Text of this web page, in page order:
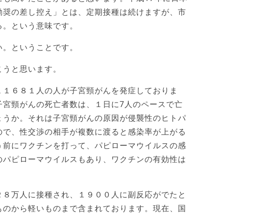
の差し控え」とは、定期接種は続けますが、市
という意味です。
ということです。
と思います。
６８１人の人が子宮頸がんを発症しておりま
頸がんの死亡者数は、１日に7人のペースで亡
か。それは子宮頸がんの原因が侵襲性のヒトパ
、性交渉の相手が複数に渡ると感染率が上がる
にワクチンを打って、パピローマウイルスの感
ピローマウイルスもあり、ワクチンの有効性は
万人に接種され、１９００人に副反応がでたと
から軽いものまで含まれております。現在、国